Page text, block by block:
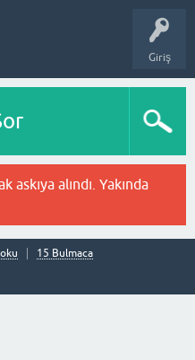
Giriş
askıya alındı. Yakında
15 Bulmaca